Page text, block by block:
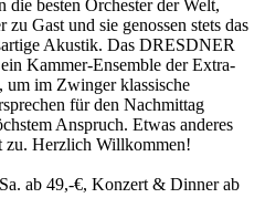
die besten Orchester der Welt,
Gast und sie genossen stets das
Akustik. Das DRESDNER
Kammer-Ensemble der Extra-
um im Zwinger klassische
für den Nachmittag
Anspruch. Etwas anderes
zu. Herzlich Willkommen!
ab 49,-€, Konzert & Dinner ab